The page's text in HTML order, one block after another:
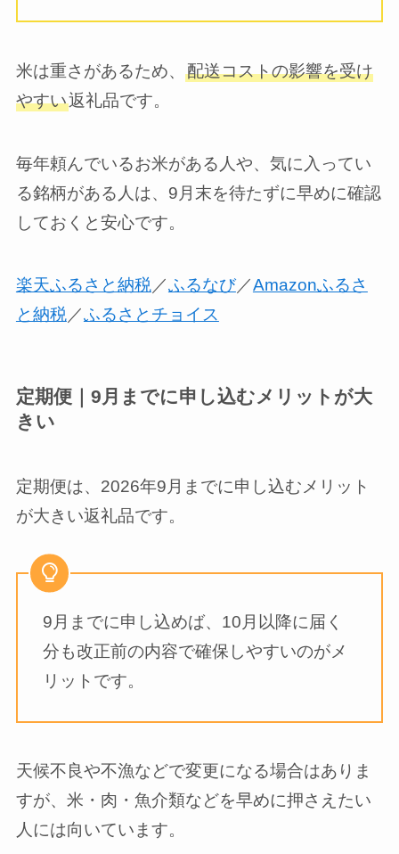
米は重さがあるため、 配送コストの影響を受け
やすい返礼品です。
毎年頼んでいるお米がある人や、気に入ってい
る銘柄がある人は、9月末を待たずに早めに確認
しておくと安心です。
楽天ふるさと納税／ふるなび／Amazonふるさ
と納税／ふるさとチョイス
定期便｜9月までに申し込むメリットが大
きい
定期便は、2026年9月までに申し込むメリット
が大きい返礼品です。
9月までに申し込めば、10月以降に届く
分も改正前の内容で確保しやすいのがメ
リットです。
天候不良や不漁などで変更になる場合はありま
すが、米・肉・魚介類などを早めに押さえたい
人には向いています。